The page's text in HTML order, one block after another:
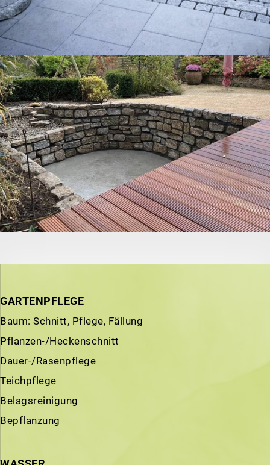
GARTENPFLEGE
Baum: Schnitt, Pflege, Fällung
Pflanzen-/Heckenschnitt
Dauer-/Rasenpflege
Teichpflege
Belagsreinigung
Bepflanzung